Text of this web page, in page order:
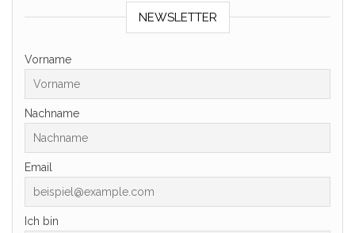
NEWSLETTER
Vorname
Nachname
Email
Ich bin